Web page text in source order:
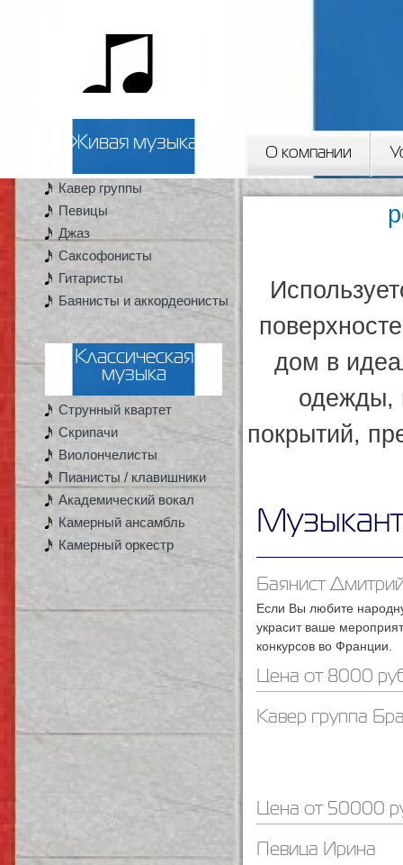
О компании
Вы здесь
Живая музыка
Кавер группы
Певицы
Джаз
Саксофонисты
Гитаристы
Баянисты и аккордеонисты
Классическая
музыка
Струнный квартет
Скрипачи
Виолончелисты
Пианисты / клавишники
Академический вокал
Камерный ансамбль
Камерный оркестр
дом в
одежды,
покрытий,
Баянист
Если Вы любите
украсит ваше
конкурсов во Франции.
Цена от 8000
Кавер группа
Цена от 50000
Певица Ирина